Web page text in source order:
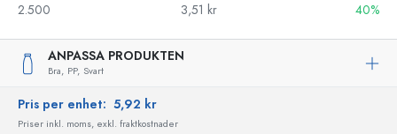
2.500
3,51 kr 40%
ANPASSA PRODUKTEN
Bra, PP, Svart
Pris per enhet: 5,92 kr
Priser inkl. moms, exkl. fraktkostnader